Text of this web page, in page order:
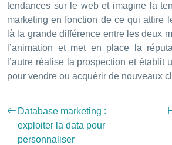
tendances sur le web et imagine la
marketing en fonction de ce qui attire
là la grande différence entre les deux
l’animation et met en place la
l’autre réalise la prospection et établit
pour vendre ou acquérir de nouveaux
Database marketing :
exploiter la data pour
personnaliser